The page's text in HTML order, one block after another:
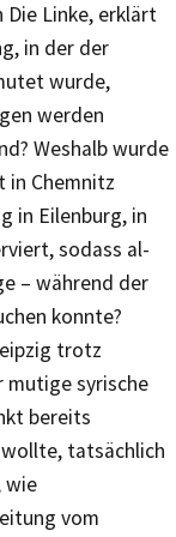
Die Linke, erklärt
in der der
wurde,
werden
Weshalb wurde
in Chemnitz
in Eilenburg, in
sodass al-
– während der
konnte?
trotz
mutige syrische
bereits
tatsächlich
wie
vom